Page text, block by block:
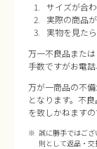
サイズが合わ
実際の商品
実物を見た
万一不良品また
手数ですがお電
万が一商品の不
となります。不
を致しかねますの
誠に勝手ではご
則として返品・交